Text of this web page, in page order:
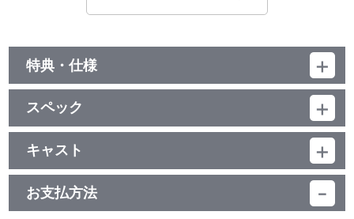
特典・仕様
初回生産分限定封入特典
「アイドリッシュセブン オーケストラ -Third SYMPHONY-」購入
者限定チケット最速先行抽選申込券
他、仕様
三方背ケース
スペック
品番：LABX-8647
ジャンル：邦楽
邦画／105分
キャスト
指揮：西谷 亮
演奏：新日本フィルハーモニー交響楽団
お支払方法